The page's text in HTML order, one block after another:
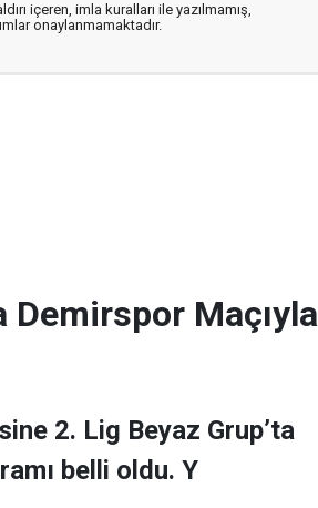
içeren, imla kuralları ile yazılmamış,
onaylanmamaktadır.
Maçıyla
2. Lig Beyaz Grup’ta
belli oldu. Y